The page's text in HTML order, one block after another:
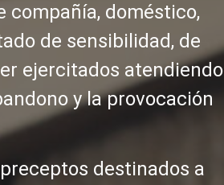
compañía, doméstico,
de sensibilidad, de
ejercitados atendiendo
y la provocación
destinados a